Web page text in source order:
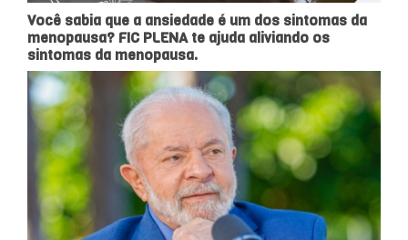
Você sabia que a ansiedade é um dos sintomas da
menopausa? FIC PLENA te ajuda aliviando os
sintomas da menopausa.